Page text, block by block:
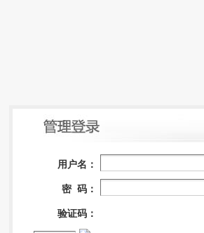
用户名：
密 码：
验证码：